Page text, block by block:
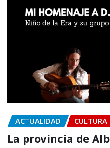
ACTUALIDAD CULTURA
La provincia de